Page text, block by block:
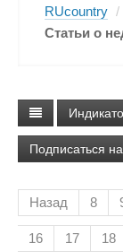
RUcountry /
Статьи о
Подписаться на
Назад 8
16 17 18